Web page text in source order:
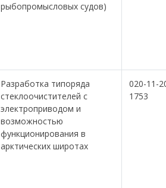
рыбопромысловых судов)
Разработка типоряда
стеклоочистителей с
электроприводом и
возможностью
функционирования в
арктических широтах
020-11-
1753